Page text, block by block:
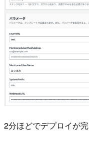
2分ほどでデプロイが完